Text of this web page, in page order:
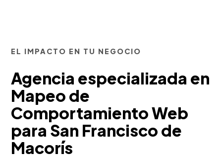
EL IMPACTO EN TU NEGOCIO
Agencia especializada en
Mapeo de
Comportamiento Web
para San Francisco de
Macorís